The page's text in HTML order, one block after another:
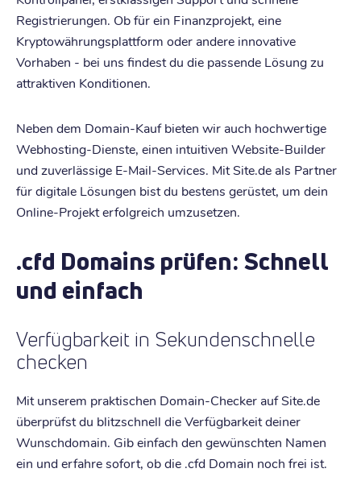
Registrierungen. Ob für ein Finanzprojekt, eine
Kryptowährungsplattform oder andere innovative
Vorhaben - bei uns findest du die passende Lösung zu
attraktiven Konditionen.
Neben dem Domain-Kauf bieten wir auch hochwertige
Webhosting-Dienste, einen intuitiven Website-Builder
und zuverlässige E-Mail-Services. Mit Site.de als Partner
für digitale Lösungen bist du bestens gerüstet, um dein
Online-Projekt erfolgreich umzusetzen.
.cfd Domains prüfen: Schnell
und einfach
Verfügbarkeit in Sekundenschnelle
checken
Mit unserem praktischen Domain-Checker auf Site.de
überprüfst du blitzschnell die Verfügbarkeit deiner
Wunschdomain. Gib einfach den gewünschten Namen
ein und erfahre sofort, ob die .cfd Domain noch frei ist.